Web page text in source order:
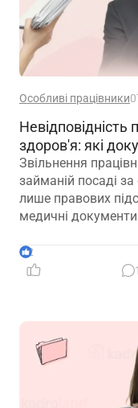
Особливі працівники
Невідповідність
здоров'я: які
Звільнення
займаній посаді
лише правових
медичні
обставини –
2
1